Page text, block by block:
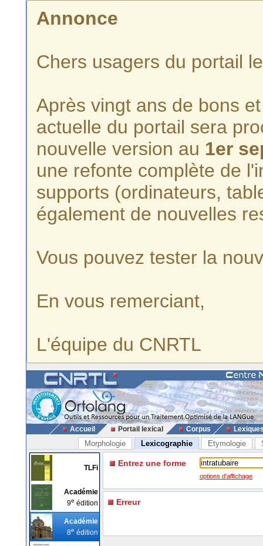
Annonce
Chers usagers du portail
Après vingt ans de bons
actuelle du portail sera
nouvelle version au 1er
une refonte complète de
supports (ordinateurs,
également de nouvelles
Vous pouvez tester la
En vous remerciant,
L'équipe du CNRTL
Accueil Portail lexical Corpus
Morphologie Lexicographie Etymologie
TLFi
Académie
9e édition
Académie
8e édition
Entrez une forme
options d'affichage
Erreur